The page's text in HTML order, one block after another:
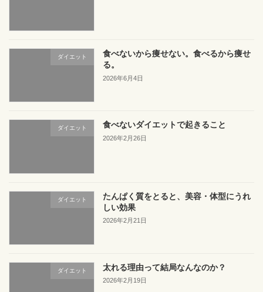
ダイエット
食べないから痩せない。食べるから痩せ
る。
2026年6月4日
ダイエット 食べないダイエットで起きること
2026年2月26日
ダイエット
たんぱく質をとると、美容・体型にうれ
しい効果
2026年2月21日
ダイエット 太れる理由って結局なんなのか？
2026年2月19日